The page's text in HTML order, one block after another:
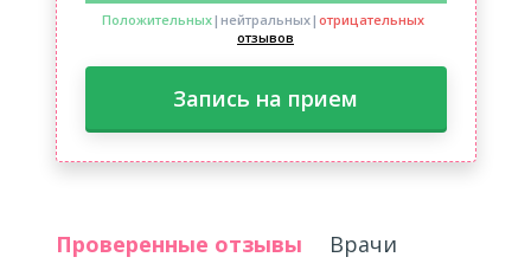
Положительных|нейтральных| отрицательных
отзывов
Запись на прием
Проверенные отзывы Врачи